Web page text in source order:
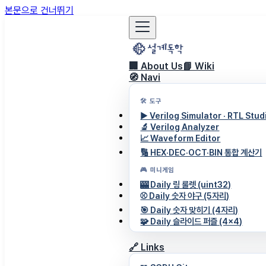
본문으로 건너뛰기
🏢 About Us📘 Wiki
🧭 Navi
🛠️ 도구
▶️ Verilog Simulator · RTL
🔬 Verilog Analyzer
📈 Waveform Editor
🔢 HEX·DEC·OCT·BIN 통합 계산기
🎮 미니게임
🎰 Daily 링 룰렛 (uint32)
⚾ Daily 숫자 야구 (5자리)
🎯 Daily 숫자 맞히기 (4자리)
🧩 Daily 슬라이드 퍼즐 (4×4)
🔗 Links